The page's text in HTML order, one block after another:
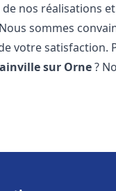
nos réalisations
sommes
votre
sur Orne?